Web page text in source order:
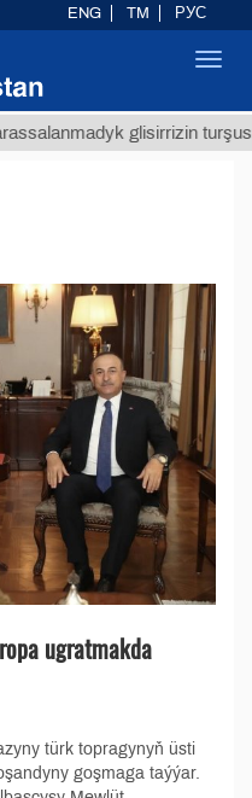
glisirrizin turşusy (t.)
ugratmakda
türk topragynyň üsti
goşmaga taýýar.
ENG TM РУС